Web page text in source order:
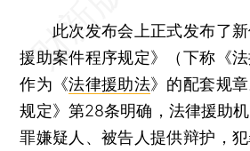
此次发布会上正式发布了新
援助案件程序规定》（下称《
作为《法律援助法》的配套规
规定》第28条明确，法律援助
罪嫌疑人、被告人提供辩护，